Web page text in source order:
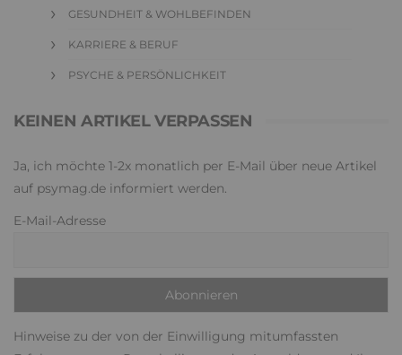
GESUNDHEIT & WOHLBEFINDEN
KARRIERE & BERUF
PSYCHE & PERSÖNLICHKEIT
KEINEN ARTIKEL VERPASSEN
Ja, ich möchte 1-2x monatlich per E-Mail über neue Artikel
auf psymag.de informiert werden.
E-Mail-Adresse
Hinweise zu der von der Einwilligung mitumfassten